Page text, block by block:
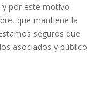
y por este motivo
que mantiene la
seguros que
asociados y público